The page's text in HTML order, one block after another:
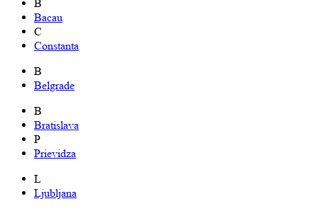
B
Bacau
C
Constanta
B
Belgrade
B
Bratislava
P
Prievidza
L
Ljubljana